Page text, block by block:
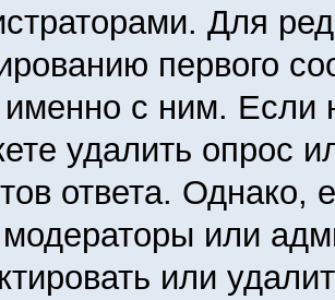
Для
первого
с ним. Если
удалить опрос
ответа. Однако,
модераторы или
или